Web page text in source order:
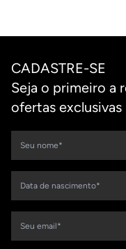
CADASTRE-SE
Seja o primeiro a
ofertas exclusivas